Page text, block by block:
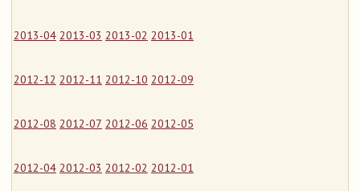
2013-04 2013-03 2013-02 2013-01
2012-12 2012-11 2012-10 2012-09
2012-08 2012-07 2012-06 2012-05
2012-04 2012-03 2012-02 2012-01